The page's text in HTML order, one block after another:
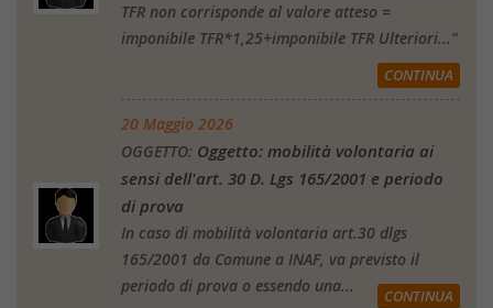
TFR non corrisponde al valore atteso =
imponibile TFR*1,25+imponibile TFR Ulteriori..."
CONTINUA
20 Maggio 2026
OGGETTO: Oggetto: mobilità volontaria ai
sensi dell'art. 30 D. Lgs 165/2001 e periodo
di prova
In caso di mobilità volontaria art.30 dlgs
165/2001 da Comune a INAF, va previsto il
periodo di prova o essendo una...
CONTINUA